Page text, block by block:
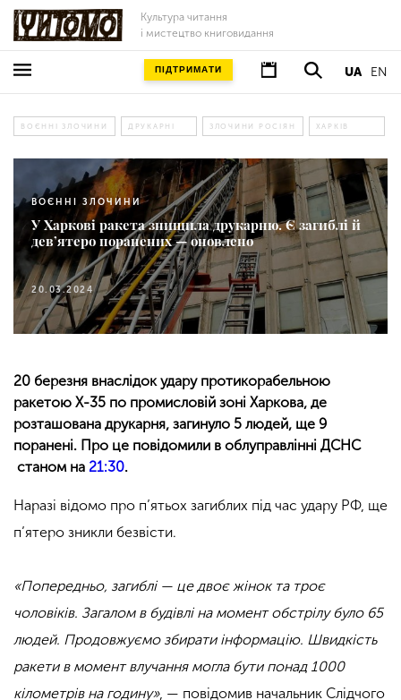
Культура читання
і мистецтво книговидання
UA EN
ПІДТРИМАТИ
ВОЄННІ ЗЛОЧИНИ ДРУКАРНІ ЗЛОЧИНИ РОСІЯН ХАРКІВ
ВОЄННІ ЗЛОЧИНИ
У Харкові ракета знищила друкарню. Є загиблі й
дев’ятеро поранених — оновлено
20.03.2024
20 березня внаслідок удару протикорабельною
ракетою Х-35 по промисловій зоні Харкова, де
розташована друкарня, загинуло 5 людей, ще 9
поранені. Про це повідомили в облуправлінні ДСНС
станом на 21:30.
Наразі відомо про п’ятьох загиблих під час удару РФ, ще
п’ятеро зникли безвісти.
«Попередньо, загиблі — це двоє жінок та троє
чоловіків. Загалом в будівлі на момент обстрілу було 65
людей. Продовжуємо збирати інформацію. Швидкість
ракети в момент влучання могла бути понад 1000
кілометрів на годину», — повідомив начальник Слідчого